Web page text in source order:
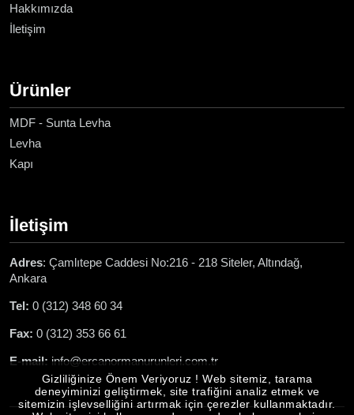
Hakkımızda
İletişim
Ürünler
MDF - Sunta Levha
Levha
Kapı
İletişim
Adres: Çamlıtepe Caddesi No:216 - 218 Siteler, Altındağ,
Ankara
Tel: 0 (312) 348 60 34
Fax: 0 (312) 353 66 61
E-mail: info@ercanormanurunleri.com.tr
Gizliliğinize Önem Veriyoruz ! Web sitemiz, tarama
deneyiminizi geliştirmek, site trafiğini analiz etmek ve
sitemizin işlevselliğini artırmak için çerezler kullanmaktadır.